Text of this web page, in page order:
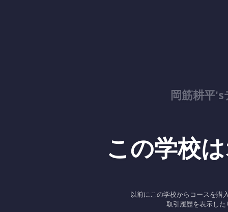
岡筋耕平
この学校
以前にこの学校からコースを購
取引履歴を表示し